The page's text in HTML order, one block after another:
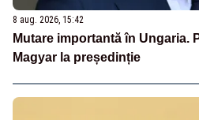
8 aug. 2026, 15:42
Mutare importantă în Ungaria.
Magyar la președinție